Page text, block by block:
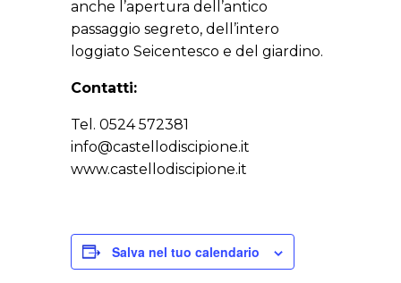
anche l’apertura dell’antico
passaggio segreto, dell’intero
loggiato Seicentesco e del giardino.
Contatti:
Tel. 0524 572381
info@castellodiscipione.it
www.castellodiscipione.it
Salva nel tuo calendario